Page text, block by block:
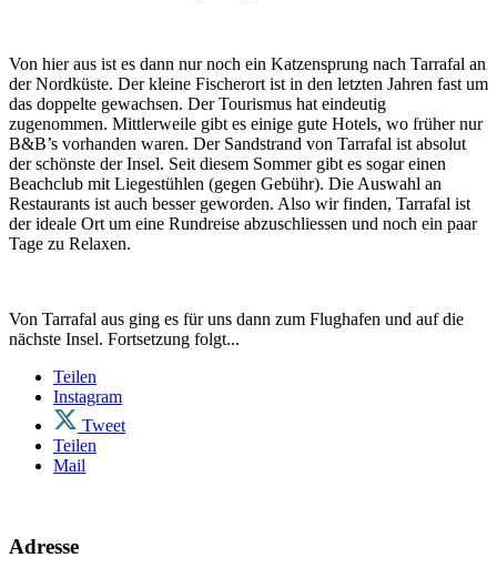
Von hier aus ist es dann nur noch ein Katzensprung nach Tarrafal an
der Nordküste. Der kleine Fischerort ist in den letzten Jahren fast um
das doppelte gewachsen. Der Tourismus hat eindeutig
zugenommen. Mittlerweile gibt es einige gute Hotels, wo früher nur
B&B’s vorhanden waren. Der Sandstrand von Tarrafal ist absolut
der schönste der Insel. Seit diesem Sommer gibt es sogar einen
Beachclub mit Liegestühlen (gegen Gebühr). Die Auswahl an
Restaurants ist auch besser geworden. Also wir finden, Tarrafal ist
der ideale Ort um eine Rundreise abzuschliessen und noch ein paar
Tage zu Relaxen.
Von Tarrafal aus ging es für uns dann zum Flughafen und auf die
nächste Insel. Fortsetzung folgt...
Teilen
Instagram
Tweet
Teilen
Mail
Adresse